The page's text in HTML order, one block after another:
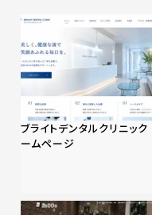
ブライトデンタルクリニック
ームページ